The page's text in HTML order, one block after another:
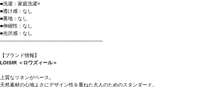
■洗濯：家庭洗濯×
■透け感：なし
■裏地：なし
■伸縮性：なし
■光沢感：なし
----------------------------------------------------------------------
【ブランド情報】
LOISIR ＜ロワズィール＞
上質なリネンがベース。
天然素材の心地よさにデザイン性を重ねた大人のためのスタンダード。